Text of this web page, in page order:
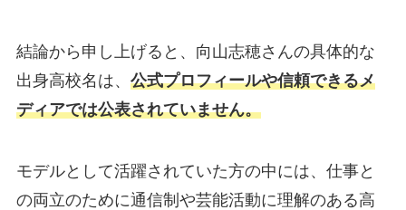
結論から申し上げると、向山志穂さんの具体的な
出身高校名は、 公式プロフィールや信頼できるメ
ディアでは公表されていません。
モデルとして活躍されていた方の中には、仕事と
の両立のために通信制や芸能活動に理解のある高